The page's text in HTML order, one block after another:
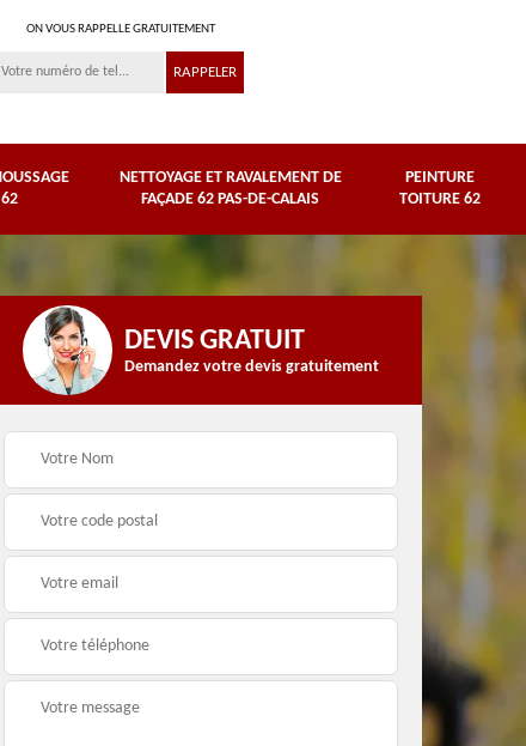
ON VOUS RAPPELLE GRATUITEMENT
NETTOYAGE ET RAVALEMENT DE
FAÇADE 62 PAS-DE-CALAIS
PEINTURE
TOITURE 62
62 Pas-de-Calais
DEVIS GRATUIT
Demandez votre devis gratuitement